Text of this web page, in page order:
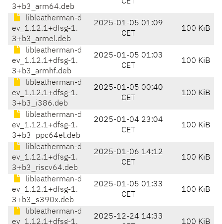
3+b3_arm64.deb
libleatherman-d
ev_1.12.1+dfsg-1.
3+b3_armel.deb
2025-01-05 01:09
CET
100 KiB
libleatherman-d
ev_1.12.1+dfsg-1.
3+b3_armhf.deb
2025-01-05 01:03
CET
100 KiB
libleatherman-d
ev_1.12.1+dfsg-1.
3+b3_i386.deb
2025-01-05 00:40
CET
100 KiB
libleatherman-d
ev_1.12.1+dfsg-1.
3+b3_ppc64el.deb
2025-01-04 23:04
CET
100 KiB
libleatherman-d
ev_1.12.1+dfsg-1.
3+b3_riscv64.deb
2025-01-06 14:12
CET
100 KiB
libleatherman-d
ev_1.12.1+dfsg-1.
3+b3_s390x.deb
2025-01-05 01:33
CET
100 KiB
libleatherman-d
ev_1.12.1+dfsg-1.
2025-12-24 14:33
100 KiB